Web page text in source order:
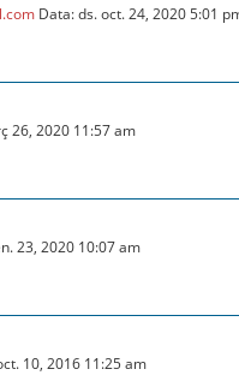
Data: ds. oct. 24, 2020 5:01
26, 2020 11:57 am
23, 2020 10:07 am
10, 2016 11:25 am